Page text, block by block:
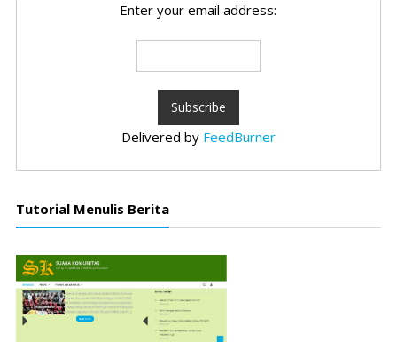
Enter your email address:
Delivered by FeedBurner
Tutorial Menulis Berita